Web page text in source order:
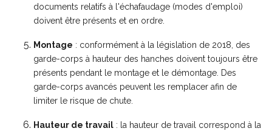
documents relatifs à l'échafaudage (modes d'emploi)
doivent être présents et en ordre.
Montage : conformément à la législation de 2018, des
garde-corps à hauteur des hanches doivent toujours être
présents pendant le montage et le démontage. Des
garde-corps avancés peuvent les remplacer afin de
limiter le risque de chute.
Hauteur de travail : la hauteur de travail correspond à la